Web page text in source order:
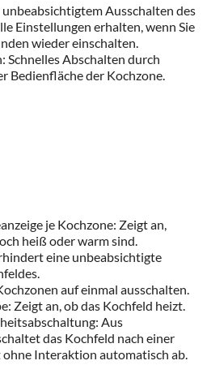
Ausschalten des
Einstellungen erhalten, wenn Sie
wieder einschalten.
Schnelles Abschalten durch
Bedienfläche der Kochzone.
je Kochzone: Zeigt an,
heiß oder warm sind.
eine unbeabsichtigte
auf einmal ausschalten.
Zeigt an, ob das Kochfeld heizt.
Aus
das Kochfeld nach einer
Interaktion automatisch ab.